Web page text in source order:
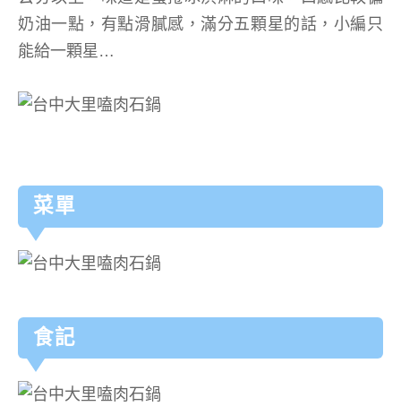
奶油一點，有點滑膩感，滿分五顆星的話，小編只
能給一顆星…
菜單
食記